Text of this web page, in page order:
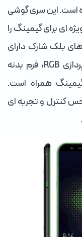
است. این سری گوشی
ای برای گیمینگ را
بلک شارک دارای
ظاهری منحصر به فرد است که با نور پردازی RGB، فرم بدنه
همراه است.
کنترل و تجربه ای